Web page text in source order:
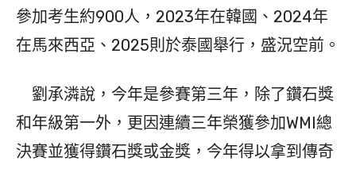
參加考生約900人，2023年在韓國、2024年
在馬來西亞、2025則於泰國舉行，盛況空前。
劉承潾說，今年是參賽第三年，除了鑽石獎
和年級第一外，更因連續三年榮獲參加WMI總
決賽並獲得鑽石獎或金獎，今年得以拿到傳奇